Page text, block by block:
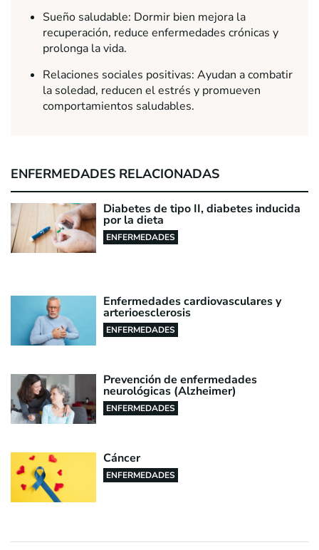
Sueño saludable: Dormir bien mejora la
recuperación, reduce enfermedades crónicas y
prolonga la vida.
Relaciones sociales positivas: Ayudan a combatir
la soledad, reducen el estrés y promueven
comportamientos saludables.
ENFERMEDADES RELACIONADAS
Diabetes de tipo II, diabetes inducida
por la dieta
ENFERMEDADES
Enfermedades cardiovasculares y
arterioesclerosis
ENFERMEDADES
Prevención de enfermedades
neurológicas (Alzheimer)
ENFERMEDADES
Cáncer
ENFERMEDADES